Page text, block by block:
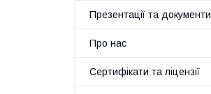
Презентації та документи
Про нас
Сертифікати та ліцензії